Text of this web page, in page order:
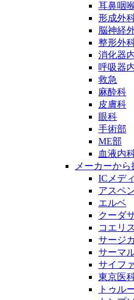
耳鼻咽
形成外
脳神経
整形外
消化器
呼吸器
救急
麻酔科
皮膚科
眼科
手術部
ME部
血液内
メーカーから
ICメデ
アスペ
エルベ
クーダ
コエリス
サージ
サーマ
サイフ
東京医
トゥル